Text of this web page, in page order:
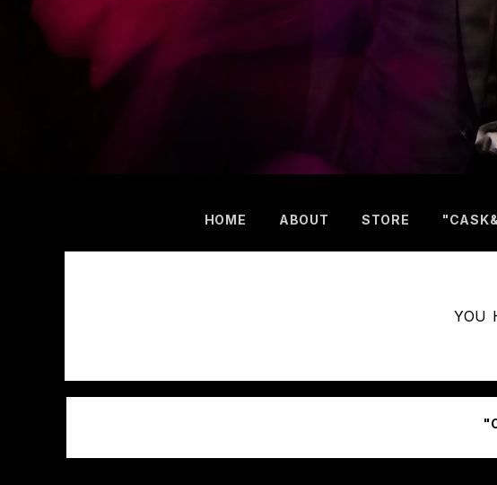
HOME ABOUT STORE
YOU